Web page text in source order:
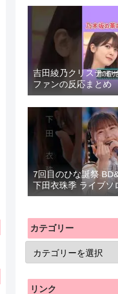
反応まとめ
吉田綾乃クリスティ
ファンの反応まとめ
7回目のひな誕祭
下田衣珠季 ライブソ
#日向坂46
カテゴリー
リンク